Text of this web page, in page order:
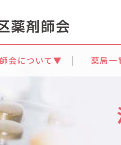
会について 薬局一